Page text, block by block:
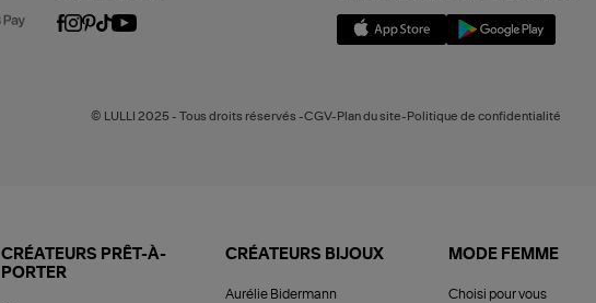
© LULLI 2025 - Tous droits réservés -CGV-Plan du site-Politique de confidentialité
CRÉATEURS PRÊT-À-
PORTER
CRÉATEURS BIJOUX
Aurélie Bidermann
MODE FEMME
Choisi pour vous